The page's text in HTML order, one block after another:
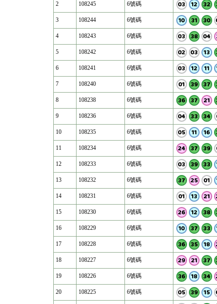
2 108245 6號碼
3 108244 6號碼
4 108243 6號碼
5 108242 6號碼
6 108241 6號碼
7 108240 6號碼
8 108238 6號碼
9 108236 6號碼
10 108235 6號碼
11 108234 6號碼
12 108233 6號碼
13 108232 6號碼
14 108231 6號碼
15 108230 6號碼
16 108229 6號碼
17 108228 6號碼
18 108227 6號碼
19 108226 6號碼
20 108225 6號碼